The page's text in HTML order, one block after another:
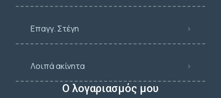
Επαγγ. Στέγη
Λοιπά ακίνητα
Ο λογαριασμός μου